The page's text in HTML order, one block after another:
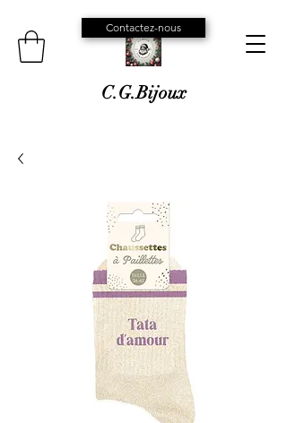
C.G.Bijoux
Contactez-nous